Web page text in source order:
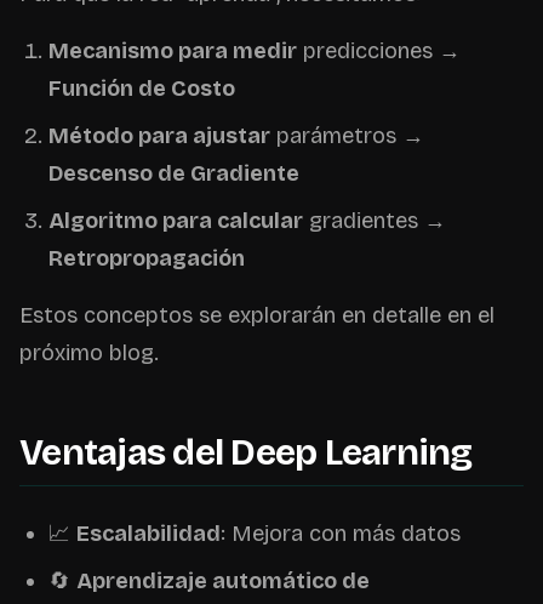
Mecanismo para medir predicciones →
Función de Costo
Método para ajustar parámetros →
Descenso de Gradiente
Algoritmo para calcular gradientes →
Retropropagación
Estos conceptos se explorarán en detalle en el
próximo blog.
Ventajas del Deep Learning
📈 Escalabilidad: Mejora con más datos
🔄 Aprendizaje automático de